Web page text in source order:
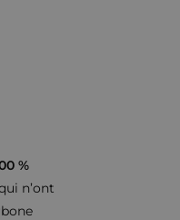
%
n’ont